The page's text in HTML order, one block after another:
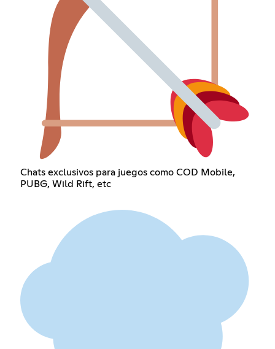
Chats exclusivos para juegos como COD Mobile,
PUBG, Wild Rift, etc